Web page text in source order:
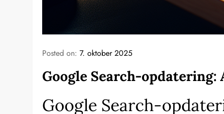
Posted on:7. oktober 2025
Google Search-opdatering:
Google Search-